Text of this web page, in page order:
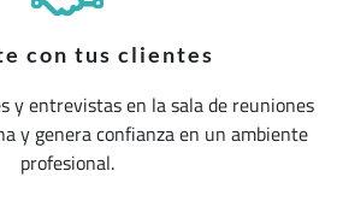
con tus clientes
y entrevistas en la sala de reuniones
y genera confianza en un ambiente
profesional.